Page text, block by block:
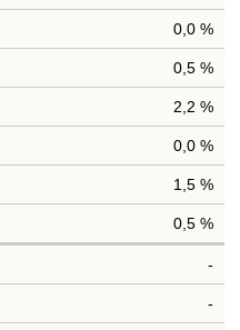
0,0 %
0,5 %
2,2 %
0,0 %
1,5 %
0,5 %
-
-